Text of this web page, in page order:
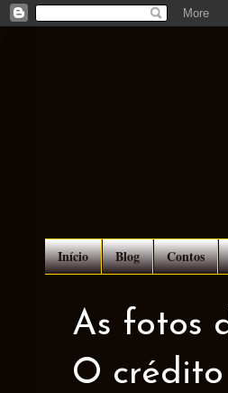
Início Blog Contos
As fotos
O